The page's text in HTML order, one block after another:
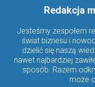
Redakcja
Jesteśmy zespołem
świat biznesu i
dzielić się naszą
nawet najbardziej
sposób. Razem
może